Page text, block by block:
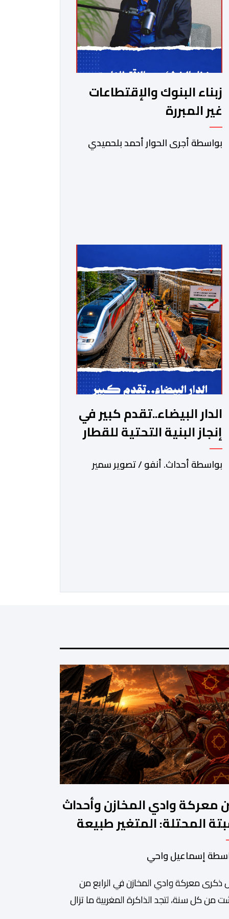
زبناء البنوك والإقتطاعات
غير المبررة
بواسطة أجرى الحوار أحمد بلحميدي
الدار البيضاء..تقدم كبير في
إنجاز البنية التحتية للقطار
فائق السرعة
بواسطة أحداث. أنفو / تصوير سمير
معركة وادي المخازن وأحداث
المحتلة: المتغير طبيعة
والثابت جدار الصد الوطني
إسماعيل واحي
ذكرى معركة وادي المخازن في الرابع من
من كل سنة، لتجد الذاكرة المغربية ما تزال